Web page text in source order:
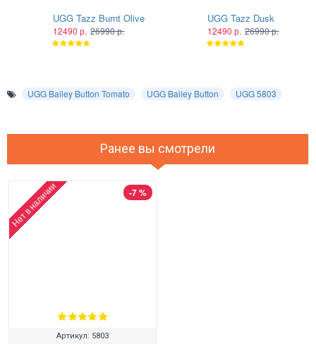
UGG Tazz Burnt Olive
12490 р. 26990 р.
UGG Tazz Dusk
12490 р. 26990 р.
UGG Bailey Button Tomato UGG Bailey Button UGG 5803
Ранее вы смотрели
-7 %
Нет в наличии
Артикул: 5803